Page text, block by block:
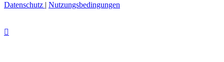
Datenschutz | Nutzungsbedingungen